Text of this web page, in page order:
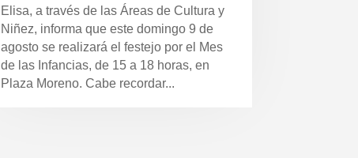
Elisa, a través de las Áreas de Cultura y
Niñez, informa que este domingo 9 de
agosto se realizará el festejo por el Mes
de las Infancias, de 15 a 18 horas, en
Plaza Moreno. Cabe recordar...